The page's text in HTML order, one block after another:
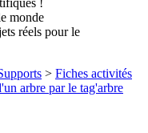
!
monde
réels pour le
> Fiches activités
arbre par le tag'arbre